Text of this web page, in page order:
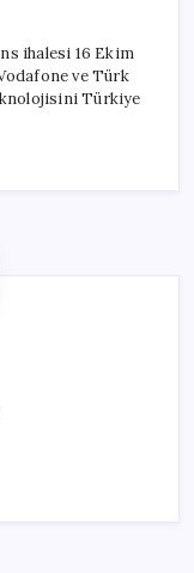
ihalesi 16 Ekim
ve Türk
Türkiye